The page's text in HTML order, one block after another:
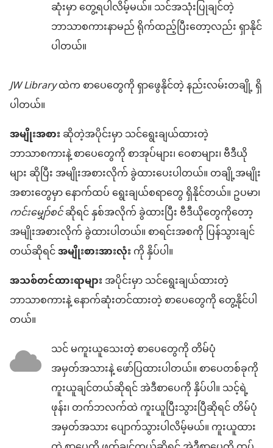
ဆုံးမှာ တွေ့ရပါလိမ့်မယ်။ သင်အသုံးပြုချင်တဲ့
ဘာသာစကားနာမည် ရိုက်ထည့်ပြီးတော့လည်း ရှာနိုင်
ပါတယ်။
JW Libraryထဲက စာပေတွေကို ရှာဖွေနိုင်တဲ့ နည်းလမ်းတချို့ ရှိ
ပါတယ်။
အမျိုးအစားဆိုတဲ့အပိုင်းမှာ သင်ရွေးချယ်ထားတဲ့
ဘာသာစကားနဲ့ စာပေတွေကို စာအုပ်များ၊ ဝေစာများ၊ ဗီဒီယို
များ ဆိုပြီး အမျိုးအစားလိုက် ခွဲထားပေးပါတယ်။ တချို့အမျိုး
အစားတွေမှာ နောက်ထပ် ရွေးချယ်စရာတွေ ရှိနိုင်တယ်။ ဥပမာ၊
ကင်းမျှော်စင်ဆိုရင် နှစ်အလိုက် ခွဲထားပြီး ဗီဒီယိုတွေကိုတော့
အမျိုးအစားလိုက် ခွဲထားပါတယ်။ စာရင်းအစကို ပြန်သွားချင်
တယ်ဆိုရင်အမျိုးစားအားလုံးကို နှိပ်ပါ။
အသစ်တင်ထားရာများအပိုင်းမှာ သင်ရွေးချယ်ထားတဲ့
ဘာသာစကားနဲ့ နောက်ဆုံးတင်ထားတဲ့ စာပေတွေကို တွေ့နိုင်ပါ
တယ်။
သင် မကူးယူသေးတဲ့ စာပေတွေကို တိမ်ပုံ
အမှတ်အသားနဲ့ ဖော်ပြထားပါတယ်။ စာပေတစ်ခုကို
ကူးယူချင်တယ်ဆိုရင် အဲဒီစာပေကို နှိပ်ပါ။ သင့်ရဲ့
ဖုန်း၊ တက်ဘလက်ထဲ ကူးယူပြီးသွားပြီဆိုရင် တိမ်ပုံ
အမှတ်အသား ပျောက်သွားပါလိမ့်မယ်။ ကူးယူထား